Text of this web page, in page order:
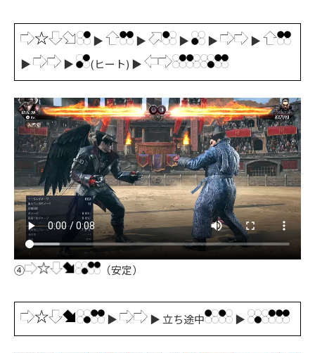
▶ ▶ ▶ ▶
▶
▶
▶ (ヒート) ▶
④ （安定）
▶ ▶ 立ち途中 ▶